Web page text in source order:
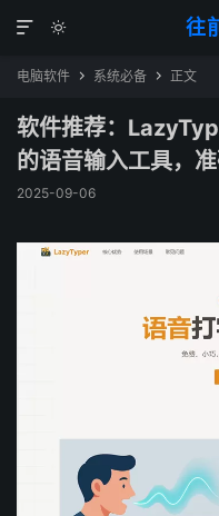
往


电脑软件  系统必备  正文
软件推荐：
的语音输入工具，
2025-09-06